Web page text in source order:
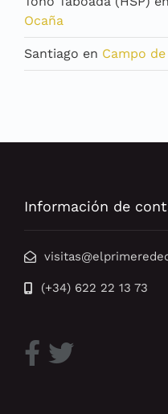
Ocaña
Santiago en Campo
Información de
(+34) 622 22 13 73